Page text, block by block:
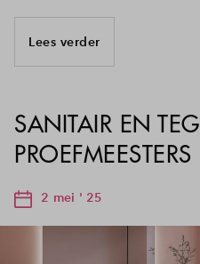
Lees verder
SANITAIR EN
2 mei ' 25